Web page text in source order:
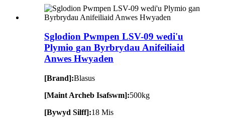
Sglodion Pwmpen LSV-09 wedi'u
Plymio gan Byrbrydau Anifeiliaid
Anwes Hwyaden
[Brand]:Blasus
[Maint Archeb Isafswm]:500kg
[Bywyd Silff]:18 Mis